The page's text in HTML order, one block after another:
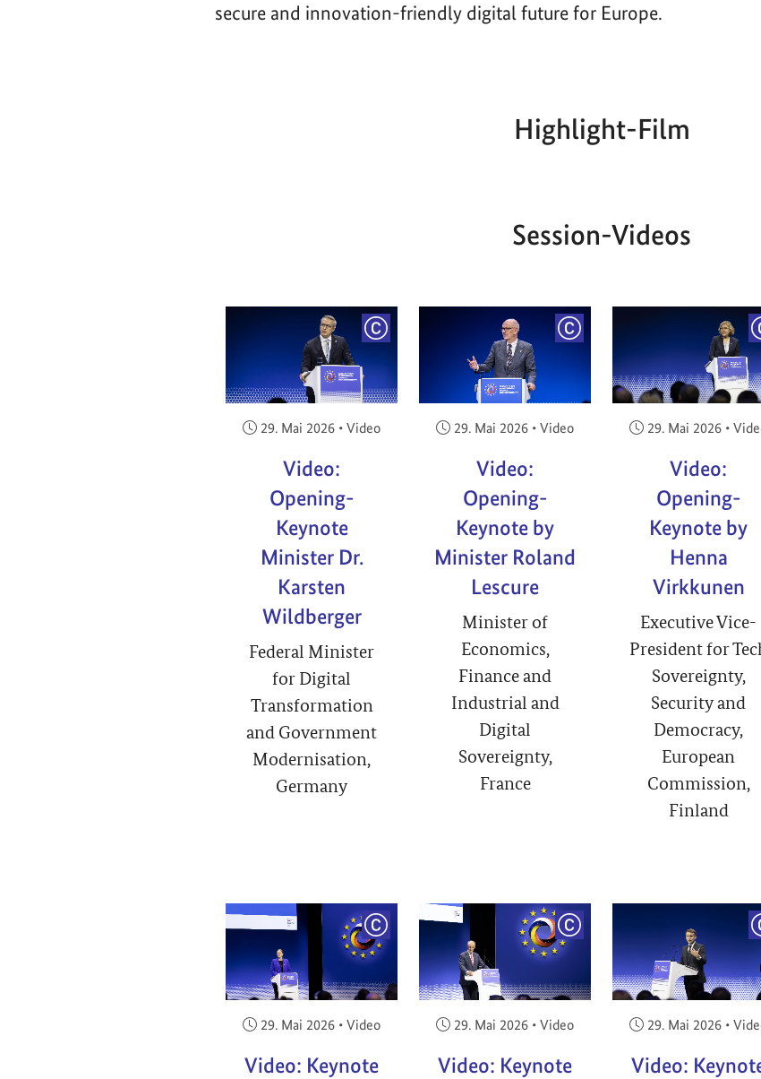
secure and innovation-friendly digital future for Europe.
Highlight-Film
Aktueller
00:00|Gesamtlaufzeit
00:00
Session-Videos
COPYRIGHT
Veröffentlicht am:
29. Mai 2026 • Video
Video:
Opening-
Keynote
Minister Dr.
Karsten
Wildberger
Federal Minister
for Digital
Transformation
and Government
Modernisation,
Germany
COPYRIGHT
Veröffentlicht am:
29. Mai 2026 • Video
Video:
Opening-
Keynote by
Minister Roland
Lescure
Minister of
Economics,
Finance and
Industrial and
Digital
Sovereignty,
France
Veröffentlicht am:
29. Mai 2026 •
Video:
Opening-
Keynote by
Henna
Virkkunen
Executive Vice-
President for
Sovereignty,
Security and
Democracy,
European
Commission,
Finland
COPYRIGHT
Veröffentlicht am:
29. Mai 2026 • Video
Video: Keynote
COPYRIGHT
Veröffentlicht am:
29. Mai 2026 • Video
Video: Keynote
Veröffentlicht am:
29. Mai 2026 •
Video: